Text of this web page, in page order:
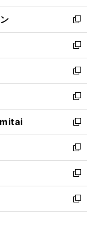
開
く
ウ
で
開
く
ン
ド
ウ
で
開
く
ウ
ィ
ン
ド
ウ
で
開
く
新
し
い
ウ
ィ
ン
ド
ウ
で
開
く
新
し
い
ウ
ィ
ン
ド
ウ
で
開
く
新
し
い
ウ
ィ
ン
ド
ウ
で
開
く
新
し
い
ウ
ィ
ン
ド
ウ
で
開
新
し
い
ウ
ィ
ン
ド
ウ
新
し
い
ウ
ィ
ン
新
し
い
ウ
新
し